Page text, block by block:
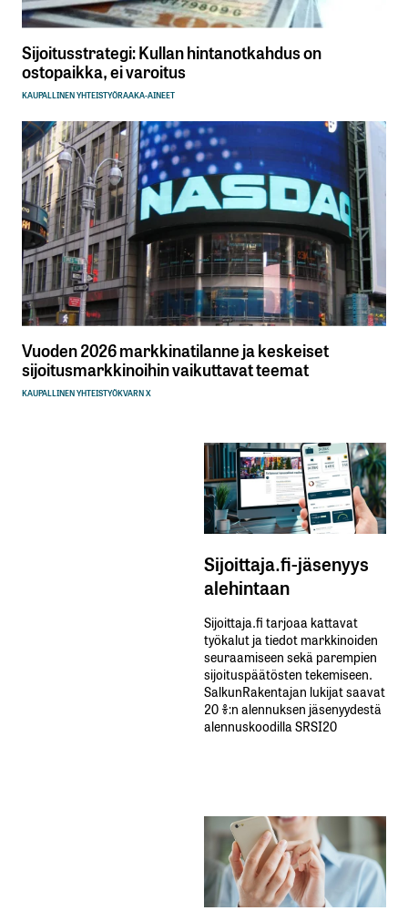
Sijoitusstrategi: Kullan hintanotkahdus on
ostopaikka, ei varoitus
KAUPALLINEN YHTEISTYÖRAAKA-AINEET
Vuoden 2026 markkinatilanne ja keskeiset
sijoitusmarkkinoihin vaikuttavat teemat
KAUPALLINEN YHTEISTYÖKVARN X
Sijoittaja.fi-jäsenyys
alehintaan
Sijoittaja.fi tarjoaa kattavat
työkalut ja tiedot markkinoiden
seuraamiseen sekä parempien
sijoituspäätösten tekemiseen.
SalkunRakentajan lukijat saavat
20 %:n alennuksen jäsenyydestä
alennuskoodilla SRSI20